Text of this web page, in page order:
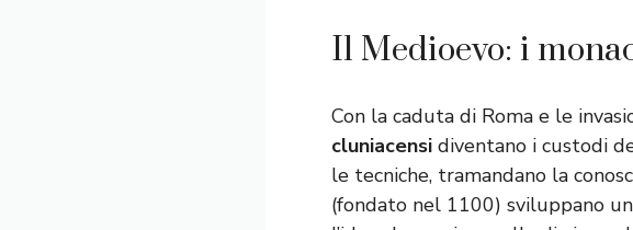
Il Medioevo: i
Con la caduta di Roma e le
cluniacensi diventano i custodi
le tecniche, tramandano la
(fondato nel 1100) sviluppano